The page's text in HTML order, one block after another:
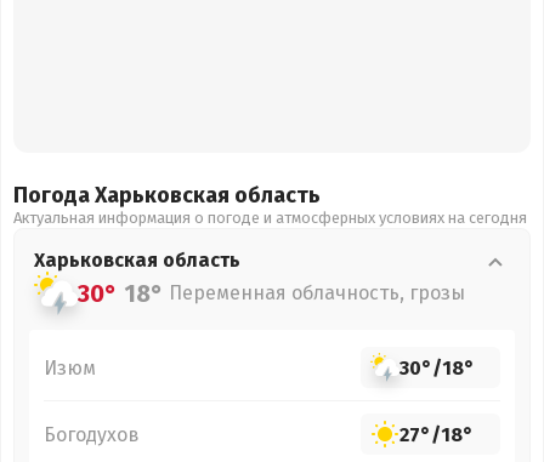
Погода Харьковская область
Актуальная информация о погоде и атмосферных условиях на сегодня
Харьковская область
30° 18° Переменная облачность, грозы
Изюм 30°/18°
Богодухов 27°/18°